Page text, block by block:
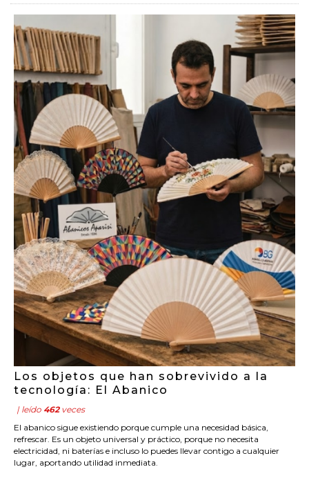
Los objetos que han sobrevivido a la
tecnología: El Abanico
| leído 462veces
El abanico sigue existiendo porque cumple una necesidad básica,
refrescar. Es un objeto universal y práctico, porque no necesita
electricidad, ni baterías e incluso lo puedes llevar contigo a cualquier
lugar, aportando utilidad inmediata.